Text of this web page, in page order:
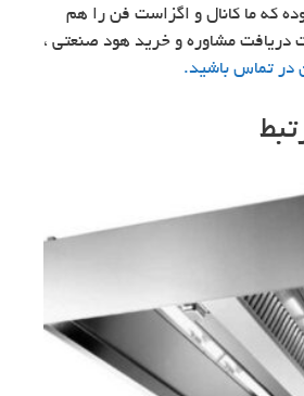
که ما کانال و اگزاست فن را هم
دریافت مشاوره و خرید هود صنعتی ،
در تماس باشید.